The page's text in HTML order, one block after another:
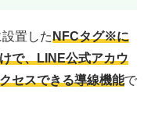
置したNFCタグ※に
で、LINE公式アカウ
セスできる導線機能で